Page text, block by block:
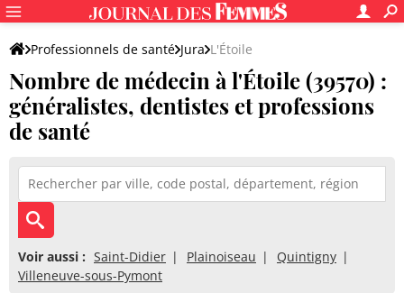
Professionnels de santé Jura L'Étoile
Nombre de médecin à l'Étoile (39570) :
généralistes, dentistes et professions
de santé
Voir aussi : Saint-Didier Plainoiseau
Quintigny
Villeneuve-sous-Pymont